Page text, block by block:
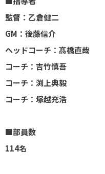
監督：乙倉健二
GM：後藤信介
ヘッドコーチ：髙橋直哉
コーチ：吉竹慎吾
コーチ：渕上典毅
コーチ：塚越充浩
■部員数
114名